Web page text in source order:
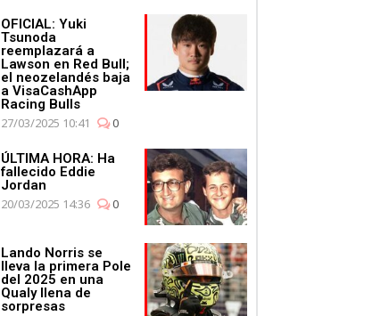
OFICIAL: Yuki
Tsunoda
reemplazará a
Lawson en Red Bull;
el neozelandés baja
a VisaCashApp
Racing Bulls
27/03/2025 10:41
0
ÚLTIMA HORA: Ha
fallecido Eddie
Jordan
20/03/2025 14:36
0
Lando Norris se
lleva la primera Pole
del 2025 en una
Qualy llena de
sorpresas